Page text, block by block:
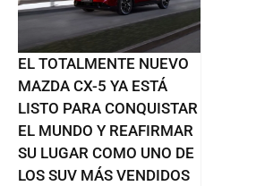
EL TOTALMENTE NUEVO
MAZDA CX-5 YA ESTÁ
LISTO PARA CONQUISTAR
EL MUNDO Y REAFIRMAR
SU LUGAR COMO UNO DE
LOS SUV MÁS VENDIDOS